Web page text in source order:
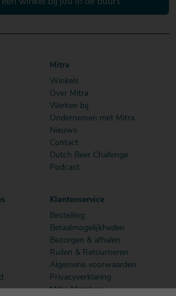
Mitra
Winkels
Over Mitra
Werken bij
Ondernemen met Mitra
Nieuws
Contact
Dutch Beer Challenge
Podcast
Klantenservice
Bestelling
Betaalmogelijkheden
Bezorgen & afhalen
Ruilen & Retourneren
Algemene voorwaarden
Privacyverklaring
Mitra Members